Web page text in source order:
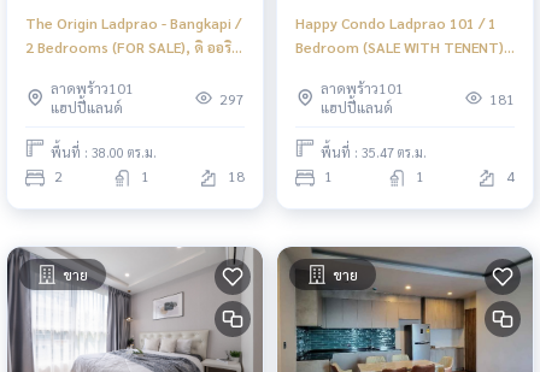
The Origin Ladprao - Bangkapi /
2 Bedrooms (FOR SALE), ดิ ออริ
นอน (ขาย) PINP247
ลาดพร้าว101
แฮปปี้แลนด์
297
พื้นที่ : 38.00 ตร.ม.
2 1 18
Happy Condo Ladprao 101 / 1
Bedroom (SALE WITH TENENT),
ห้องนอน (ขายพร้อมผู้เช่า) PINP253
ลาดพร้าว101
แฮปปี้แลนด์
181
พื้นที่ : 35.47 ตร.ม.
1 1 4
ขาย ขาย